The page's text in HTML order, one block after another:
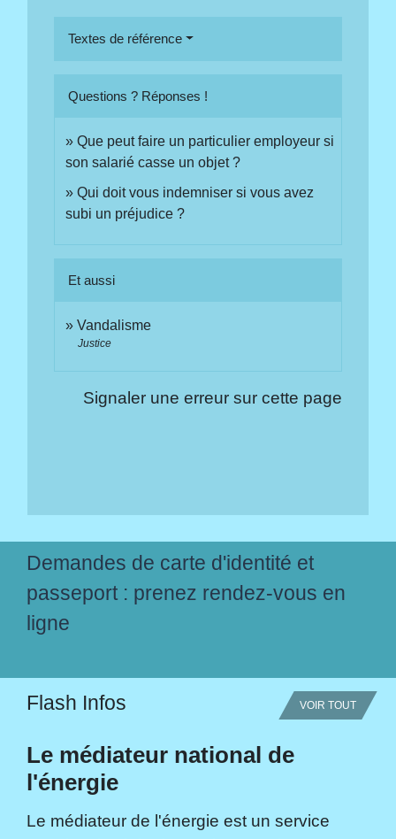
Textes de référence
Questions ? Réponses !
Que peut faire un particulier employeur si
son salarié casse un objet ?
Qui doit vous indemniser si vous avez
subi un préjudice ?
Et aussi
Vandalisme
Justice
Signaler une erreur sur cette page
Demandes de carte d'identité et
passeport : prenez rendez-vous en
ligne
Flash Infos VOIR TOUT
Le médiateur national de
l'énergie
Le médiateur de l'énergie est un service